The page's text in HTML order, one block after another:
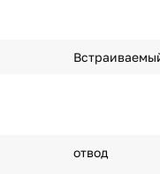
отвод